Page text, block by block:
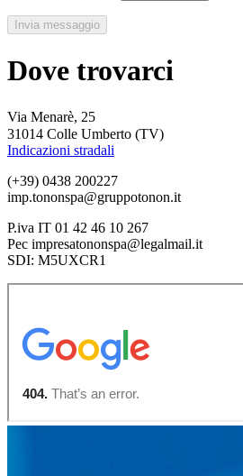
Invia messaggio
Dove trovarci
Via Menarè, 25
31014 Colle Umberto (TV)
Indicazioni stradali
(+39) 0438 200227
imp.tononspa@gruppotonon.it
P.iva IT 01 42 46 10 267
Pec impresatononspa@legalmail.it
SDI: M5UXCR1